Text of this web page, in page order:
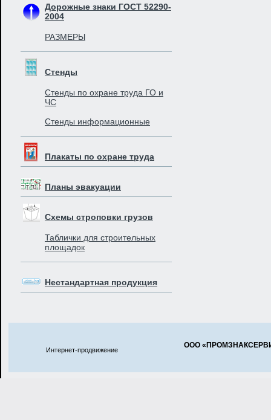
Дорожные знаки ГОСТ 52290-
2004
РАЗМЕРЫ
Стенды
Стенды по охране труда ГО и
ЧС
Стенды информационные
Плакаты по охране труда
Планы эвакуации
Схемы строповки грузов
Таблички для строительных
площадок
Нестандартная продукция
Интернет-продвижение
ООО